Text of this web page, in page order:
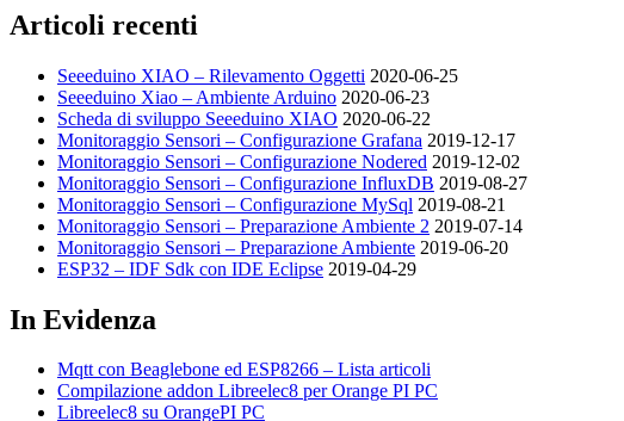
Articoli recenti
Seeeduino XIAO – Rilevamento Oggetti 2020-06-25
Seeeduino Xiao – Ambiente Arduino 2020-06-23
Scheda di sviluppo Seeeduino XIAO 2020-06-22
Monitoraggio Sensori – Configurazione Grafana 2019-12-17
Monitoraggio Sensori – Configurazione Nodered 2019-12-02
Monitoraggio Sensori – Configurazione InfluxDB 2019-08-27
Monitoraggio Sensori – Configurazione MySql 2019-08-21
Monitoraggio Sensori – Preparazione Ambiente 2 2019-07-14
Monitoraggio Sensori – Preparazione Ambiente 2019-06-20
ESP32 – IDF Sdk con IDE Eclipse 2019-04-29
In Evidenza
Mqtt con Beaglebone ed ESP8266 – Lista articoli
Compilazione addon Libreelec8 per Orange PI PC
Libreelec8 su OrangePI PC